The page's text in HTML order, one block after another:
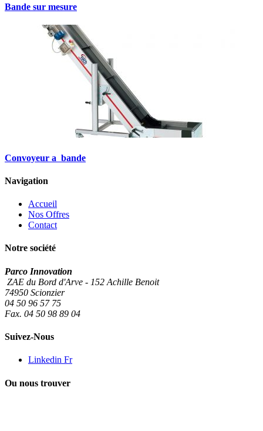
Bande sur mesure
Convoyeur a bande
Navigation
Accueil
Nos Offres
Contact
Notre société
Parco Innovation
ZAE du Bord d'Arve - 152 Achille Benoit
74950 Scionzier
04 50 96 57 75
Fax. 04 50 98 89 04
Suivez-Nous
Linkedin Fr
Ou nous trouver